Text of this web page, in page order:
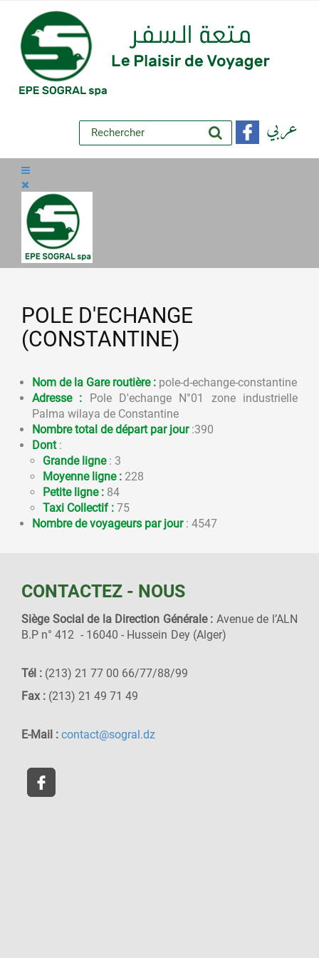
عربي
POLE D'ECHANGE
(CONSTANTINE)
Nom de la Gare routière : pole-d-echange-constantine
Adresse : Pole D'echange N°01 zone industrielle
Palma wilaya de Constantine
Nombre total de départ par jour:390
Dont :
Grande ligne: 3
Moyenne ligne : 228
Petite ligne : 84
Taxi Collectif : 75
Nombre de voyageurs par jour : 4547
CONTACTEZ - NOUS
Siège Social de la Direction Générale : Avenue de l’ALN
B.P n° 412 - 16040 - Hussein Dey (Alger)
Tél : (213) 21 77 00 66/77/88/99
Fax : (213) 21 49 71 49
E-Mail : contact@sogral.dz